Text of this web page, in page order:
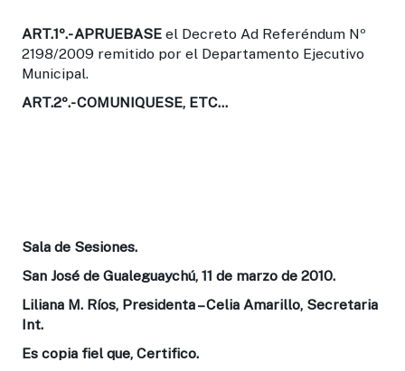
ART.1º.-APRUEBASE el Decreto Ad Referéndum Nº
2198/2009 remitido por el Departamento Ejecutivo
Municipal.
ART.2º.- COMUNIQUESE, ETC…
Sala de Sesiones.
San José de Gualeguaychú, 11 de marzo de 2010.
Liliana M. Ríos, Presidenta – Celia Amarillo, Secretaria
Int.
Es copia fiel que, Certifico.